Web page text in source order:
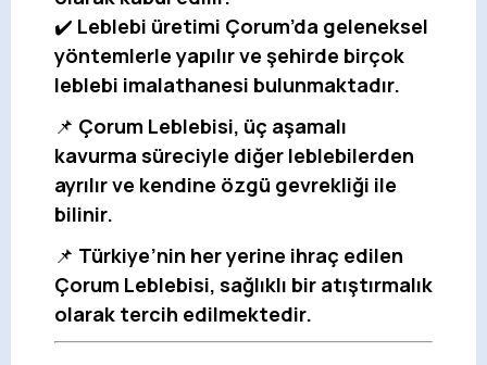
✔️ Leblebi üretimi Çorum’da geleneksel
yöntemlerle yapılır ve şehirde birçok
leblebi imalathanesi bulunmaktadır.
📌 Çorum Leblebisi, üç aşamalı
kavurma süreciyle diğer leblebilerden
ayrılır ve kendine özgü gevrekliği ile
bilinir.
📌 Türkiye’nin her yerine ihraç edilen
Çorum Leblebisi, sağlıklı bir atıştırmalık
olarak tercih edilmektedir.